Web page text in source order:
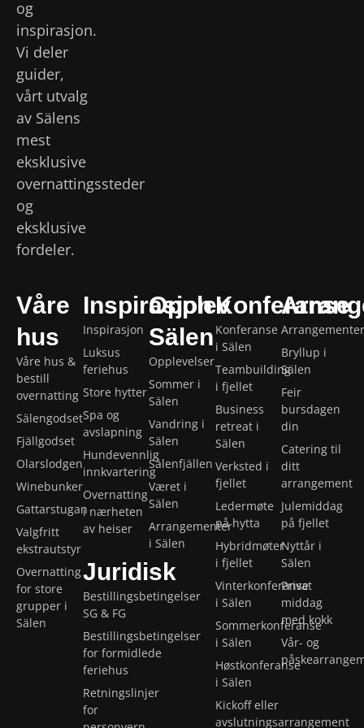
og
inspirasjon.
Vi deler
guider,
vårt utvalg
av Sälens
mest
eksklusive
overnattingssteder
og
eksklusive
fordeler.
Våre
hus
Våre hus &
bestill
overnatting
Sälengodset
Fjällgodset
Olarslodgen
Winebunker
Gattarstugan
Valgfritt
ekstrautstyr
Overnatting
for store
grupper i
Sälen
Inspirasjon
Inspirasjon
Luksus
feriehus
Store hytter
Spa og
avslapning
Hundevennlig
innkvartering
Overnatting
i nærheten
av heiser
Juridisk
Bestillingsbetingelser
SG & FG
Bestillingsbetingelser
for formidlede
feriehus
Retningslinjer
for
Opplev
Sälen
Opplevelser
Sommer i
Sälen
Vandring i
Sälen
Sälenfjällen
Været i
Sälen
Arrangementer
i Sälen
Konferanse
Konferanse
i Sälen
Teambuilding
i fjellet
Business
retreat i
Sälen
Verksted i
fjellet
Ledermøte
på hytta
Hybridmøter
i fjellet
Vinterkonferanse
i Sälen
Sommerkonferanse
i Sälen
Høstkonferanse
i Sälen
Kickoff eller
avslutningsarrangement
Bryllup i
Sälen
Feir
bursdagen
din
Catering til
ditt
arrangement
Julemiddag
på fjellet
Nyttår i
Sälen
Privat
middag
med kokk
Vår- og